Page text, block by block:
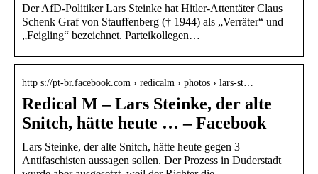
Der AfD-Politiker Lars Steinke hat Hitler-Attentäter Claus
Schenk Graf von Stauffenberg († 1944) als „Verräter“ und
„Feigling“ bezeichnet. Parteikollegen…
http s://pt-br.facebook.com › redicalm › photos › lars-st…
Redical M – Lars Steinke, der alte
Snitch, hätte heute … – Facebook
Lars Steinke, der alte Snitch, hätte heute gegen 3
Antifaschisten aussagen sollen. Der Prozess in Duderstadt